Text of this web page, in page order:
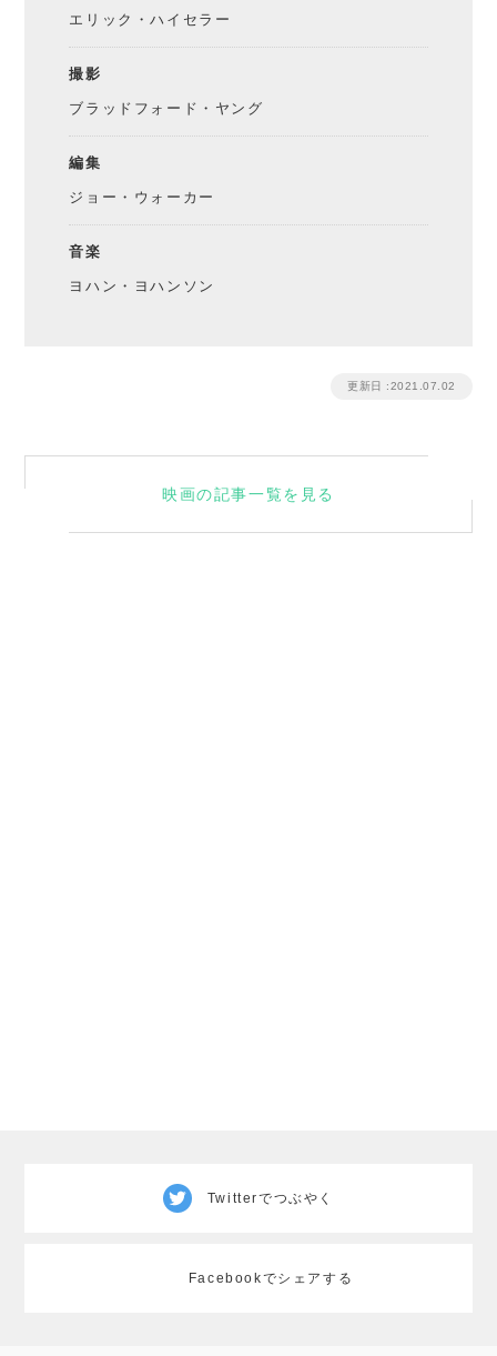
エリック・ハイセラー
撮影
ブラッドフォード・ヤング
編集
ジョー・ウォーカー
音楽
ヨハン・ヨハンソン
更新日 :2021.07.02
映画の記事一覧を見る
Twitterでつぶやく
Facebookでシェアする